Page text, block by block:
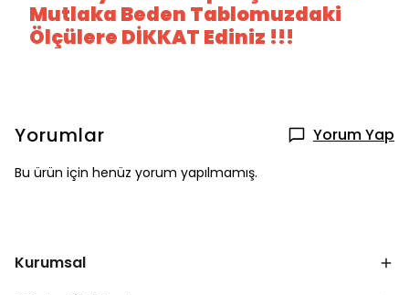
Mutlaka Beden Tablomuzdaki
Ölçülere DİKKAT Ediniz !!!
Yorumlar Yorum Yap
Bu ürün için henüz yorum yapılmamış.
Kurumsal